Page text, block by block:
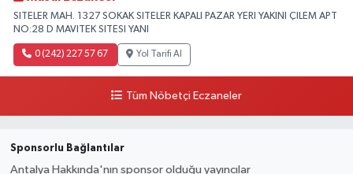
SITELER MAH. 1327 SOKAK SITELER KAPALI PAZAR YERI YAKINI ÇILEM APT
NO:28 D MAVITEK SITESI YANI
0 (242) 227 57 67 Yol Tarifi Al
Tüm Nöbetçi Eczaneler
Sponsorlu Bağlantılar
Antalya Hakkında'nın sponsor olduğu yayıncılar